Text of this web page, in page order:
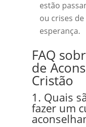
estão
ou crises
esperança.
FAQ
de
Cristão
1. Quais
fazer um